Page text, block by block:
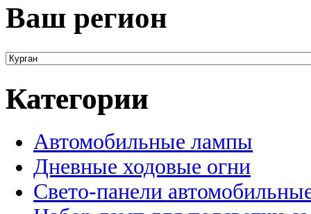
Ваш регион
Категории
Автомобильные лампы
Дневные ходовые огни
Свето-панели